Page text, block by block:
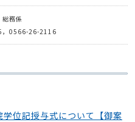
務係
0566-26-2116
位記授与式について【御案